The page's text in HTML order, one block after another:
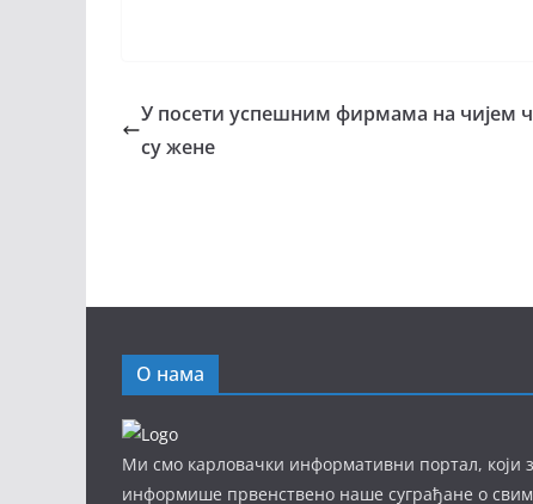
У посети успешним фирмама на чијем
су жене
О нама
Ми смо карловачки информативни портал, који
информише првенствено наше суграђане о